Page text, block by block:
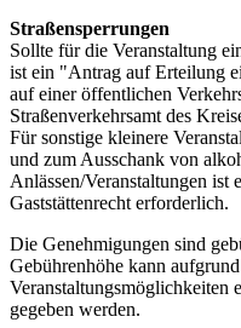
Straßensperrungen
Sollte für die Veranstaltung
ist ein "Antrag auf Erteilung
auf einer öffentlichen
Straßenverkehrsamt des
Für sonstige kleinere
und zum Ausschank von
Anlässen/Veranstaltungen ist
Gaststättenrecht erforderlich.
Die Genehmigungen sind
Gebührenhöhe kann
Veranstaltungsmöglichkeiten
gegeben werden.